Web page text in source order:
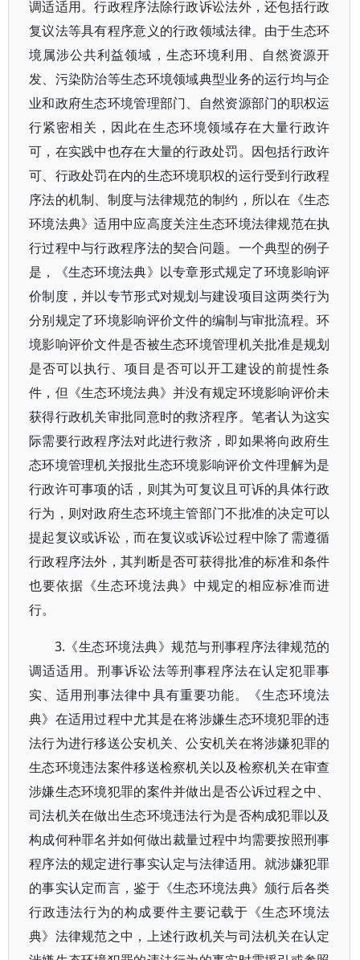
调适适用。行政程序法除行政诉讼法外，还包括行政
复议法等具有程序意义的行政领域法律。由于生态环
境属涉公共利益领域，生态环境利用、自然资源开
发、污染防治等生态环境领域典型业务的运行均与企
业和政府生态环境管理部门、自然资源部门的职权运
行紧密相关，因此在生态环境领域存在大量行政许
可，在实践中也存在大量的行政处罚。因包括行政许
可、行政处罚在内的生态环境职权的运行受到行政程
序法的机制、制度与法律规范的制约，所以在《生态
环境法典》适用中应高度关注生态环境法律规范在执
行过程中与行政程序法的契合问题。一个典型的例子
是，《生态环境法典》以专章形式规定了环境影响评
价制度，并以专节形式对规划与建设项目这两类行为
分别规定了环境影响评价文件的编制与审批流程。环
境影响评价文件是否被生态环境管理机关批准是规划
是否可以执行、项目是否可以开工建设的前提性条
件，但《生态环境法典》并没有规定环境影响评价未
获得行政机关审批同意时的救济程序。笔者认为这实
际需要行政程序法对此进行救济，即如果将向政府生
态环境管理机关报批生态环境影响评价文件理解为是
行政许可事项的话，则其为可复议且可诉的具体行政
行为，则对政府生态环境主管部门不批准的决定可以
提起复议或诉讼，而在复议或诉讼过程中除了需遵循
行政程序法外，其判断是否可获得批准的标准和条件
也要依据《生态环境法典》中规定的相应标准而进
行。
3.《生态环境法典》规范与刑事程序法律规范的
调适适用。刑事诉讼法等刑事程序法在认定犯罪事
实、适用刑事法律中具有重要功能。《生态环境法
典》在适用过程中尤其是在将涉嫌生态环境犯罪的违
法行为进行移送公安机关、公安机关在将涉嫌犯罪的
生态环境违法案件移送检察机关以及检察机关在审查
涉嫌生态环境犯罪的案件并做出是否公诉过程之中、
司法机关在做出生态环境违法行为是否构成犯罪以及
构成何种罪名并如何做出裁量过程中均需要按照刑事
程序法的规定进行事实认定与法律适用。就涉嫌犯罪
的事实认定而言，鉴于《生态环境法典》颁行后各类
行政违法行为的构成要件主要记载于《生态环境法
典》法律规范之中，上述行政机关与司法机关在认定